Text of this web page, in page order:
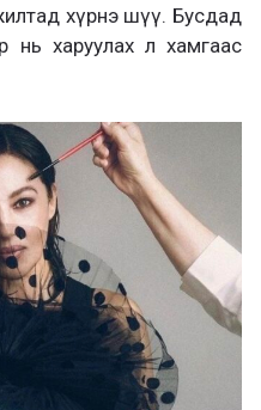
хүрнэ шүү. Бусдад
нь харуулах л хамгаас